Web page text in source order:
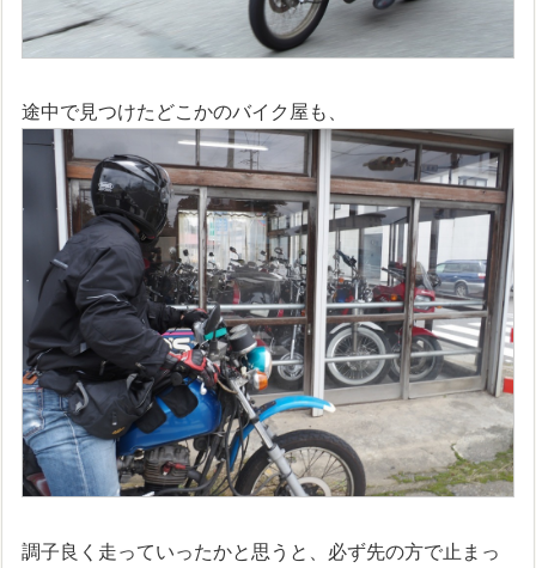
途中で見つけたどこかのバイク屋も、
調子良く走っていったかと思うと、必ず先の方で止まっ